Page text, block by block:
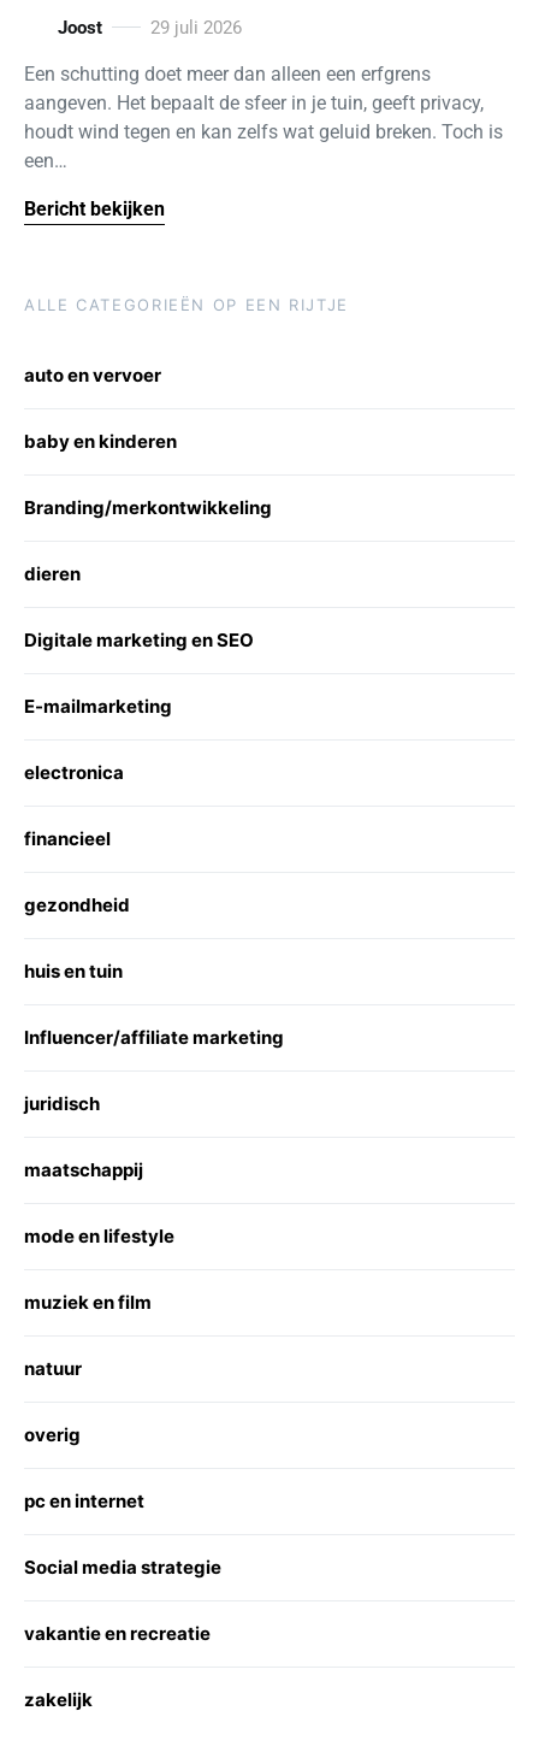
Joost 29 juli 2026
Een schutting doet meer dan alleen een erfgrens
aangeven. Het bepaalt de sfeer in je tuin, geeft privacy,
houdt wind tegen en kan zelfs wat geluid breken. Toch is
een…
Bericht bekijken
ALLE CATEGORIEËN OP EEN RIJTJE
auto en vervoer
baby en kinderen
Branding/merkontwikkeling
dieren
Digitale marketing en SEO
E-mailmarketing
electronica
financieel
gezondheid
huis en tuin
Influencer/affiliate marketing
juridisch
maatschappij
mode en lifestyle
muziek en film
natuur
overig
pc en internet
Social media strategie
vakantie en recreatie
zakelijk